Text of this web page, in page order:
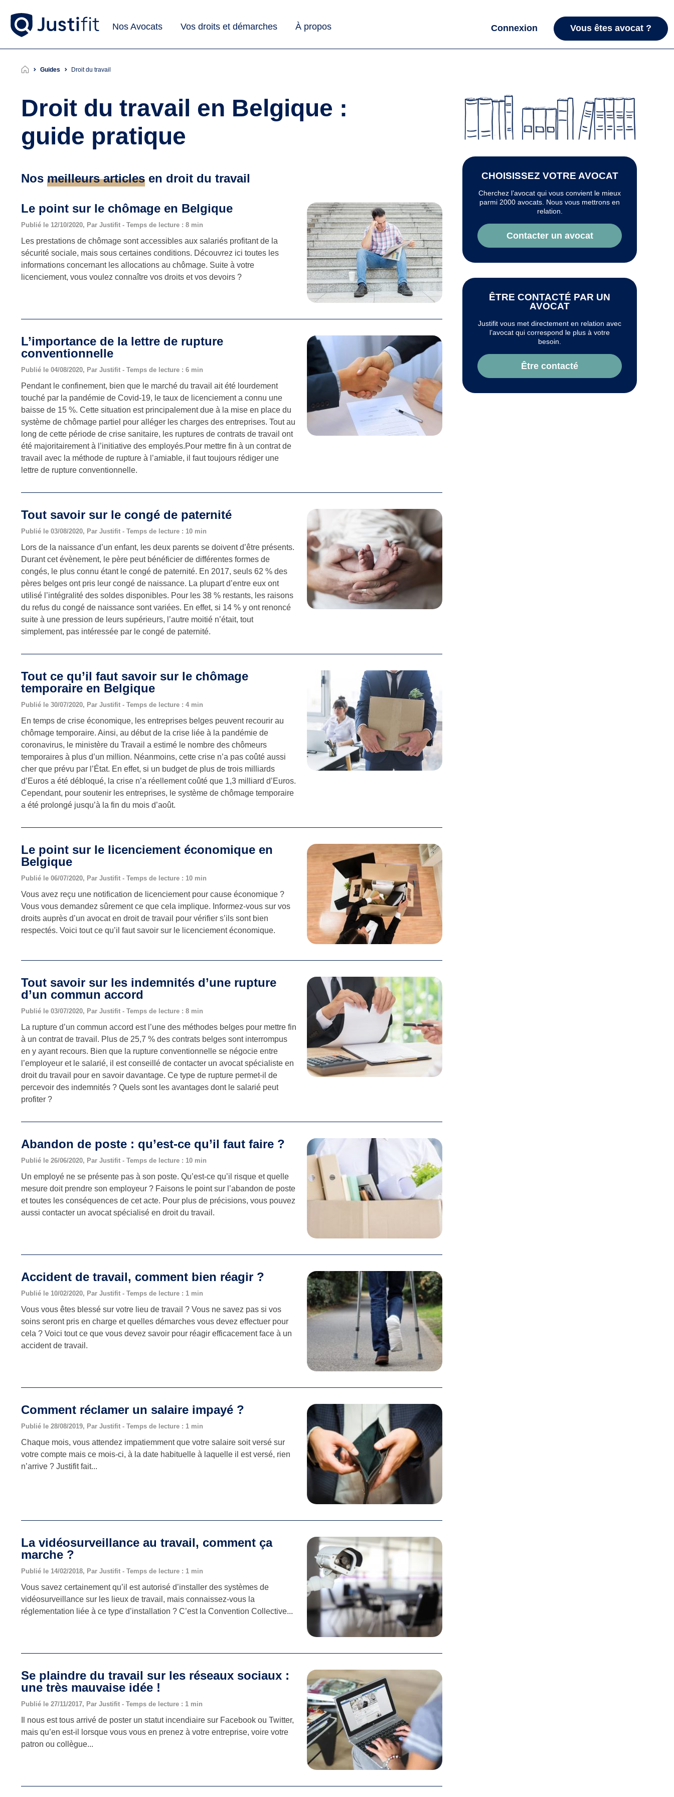
Nos Avocats Vos droits et démarches À propos Connexion Vous êtes avocat ?
Guides droit du travail
Droit du travail en Belgique :
guide pratique
Nos meilleurs articles en droit du travail
Le point sur le chômage en Belgique
Publié le 12/10/2020, Par Justifit - Temps de lecture : 8 min
Les prestations de chômage sont accessibles aux salariés profitant de la
sécurité sociale, mais sous certaines conditions. Découvrez ici toutes les
informations concernant les allocations au chômage. Suite à votre
licenciement, vous voulez connaître vos droits et vos devoirs ?
L’importance de la lettre de rupture
conventionnelle
Publié le 04/08/2020, Par Justifit - Temps de lecture : 6 min
Pendant le confinement, bien que le marché du travail ait été lourdement
touché par la pandémie de Covid-19, le taux de licenciement a connu une
baisse de 15 %. Cette situation est principalement due à la mise en place du
système de chômage partiel pour alléger les charges des entreprises. Tout au
long de cette période de crise sanitaire, les ruptures de contrats de travail ont
été majoritairement à l’initiative des employés.Pour mettre fin à un contrat de
travail avec la méthode de rupture à l’amiable, il faut toujours rédiger une
lettre de rupture conventionnelle.
Tout savoir sur le congé de paternité
Publié le 03/08/2020, Par Justifit - Temps de lecture : 10 min
Lors de la naissance d’un enfant, les deux parents se doivent d’être présents.
Durant cet évènement, le père peut bénéficier de différentes formes de
congés, le plus connu étant le congé de paternité. En 2017, seuls 62 % des
pères belges ont pris leur congé de naissance. La plupart d’entre eux ont
utilisé l’intégralité des soldes disponibles. Pour les 38 % restants, les raisons
du refus du congé de naissance sont variées. En effet, si 14 % y ont renoncé
suite à une pression de leurs supérieurs, l’autre moitié n’était, tout
simplement, pas intéressée par le congé de paternité.
Tout ce qu’il faut savoir sur le chômage
temporaire en Belgique
Publié le 30/07/2020, Par Justifit - Temps de lecture : 4 min
En temps de crise économique, les entreprises belges peuvent recourir au
chômage temporaire. Ainsi, au début de la crise liée à la pandémie de
coronavirus, le ministère du Travail a estimé le nombre des chômeurs
temporaires à plus d’un million. Néanmoins, cette crise n’a pas coûté aussi
cher que prévu par l’État. En effet, si un budget de plus de trois milliards
d’Euros a été débloqué, la crise n’a réellement coûté que 1,3 milliard d’Euros.
Cependant, pour soutenir les entreprises, le système de chômage temporaire
a été prolongé jusqu’à la fin du mois d’août.
Le point sur le licenciement économique en
Belgique
Publié le 06/07/2020, Par Justifit - Temps de lecture : 10 min
Vous avez reçu une notification de licenciement pour cause économique ?
Vous vous demandez sûrement ce que cela implique. Informez-vous sur vos
droits auprès d’un avocat en droit de travail pour vérifier s’ils sont bien
respectés. Voici tout ce qu’il faut savoir sur le licenciement économique.
Tout savoir sur les indemnités d’une rupture
d’un commun accord
Publié le 03/07/2020, Par Justifit - Temps de lecture : 8 min
La rupture d’un commun accord est l’une des méthodes belges pour mettre fin
à un contrat de travail. Plus de 25,7 % des contrats belges sont interrompus
en y ayant recours. Bien que la rupture conventionnelle se négocie entre
l’employeur et le salarié, il est conseillé de contacter un avocat spécialiste en
droit du travail pour en savoir davantage. Ce type de rupture permet-il de
percevoir des indemnités ? Quels sont les avantages dont le salarié peut
profiter ?
Abandon de poste : qu’est-ce qu’il faut faire ?
Publié le 26/06/2020, Par Justifit - Temps de lecture : 10 min
Un employé ne se présente pas à son poste. Qu’est-ce qu’il risque et quelle
mesure doit prendre son employeur ? Faisons le point sur l’abandon de poste
et toutes les conséquences de cet acte. Pour plus de précisions, vous pouvez
aussi contacter un avocat spécialisé en droit du travail.
Accident de travail, comment bien réagir ?
Publié le 10/02/2020, Par Justifit - Temps de lecture : 1 min
Vous vous êtes blessé sur votre lieu de travail ? Vous ne savez pas si vos
soins seront pris en charge et quelles démarches vous devez effectuer pour
cela ? Voici tout ce que vous devez savoir pour réagir efficacement face à un
accident de travail.
Comment réclamer un salaire impayé ?
Publié le 28/08/2019, Par Justifit - Temps de lecture : 1 min
Chaque mois, vous attendez impatiemment que votre salaire soit versé sur
votre compte mais ce mois-ci, à la date habituelle à laquelle il est versé, rien
n’arrive ? Justifit fait...
La vidéosurveillance au travail, comment ça
marche ?
Publié le 14/02/2018, Par Justifit - Temps de lecture : 1 min
Vous savez certainement qu’il est autorisé d’installer des systèmes de
vidéosurveillance sur les lieux de travail, mais connaissez-vous la
réglementation liée à ce type d’installation ? C’est la Convention Collective...
Se plaindre du travail sur les réseaux sociaux :
une très mauvaise idée !
Publié le 27/11/2017, Par Justifit - Temps de lecture : 1 min
Il nous est tous arrivé de poster un statut incendiaire sur Facebook ou Twitter,
mais qu’en est-il lorsque vous vous en prenez à votre entreprise, voire votre
patron ou collègue...
CHOISISSEZ VOTRE AVOCAT
Cherchez l’avocat qui vous convient le mieux
parmi 2000 avocats. Nous vous mettrons en
relation.
Contacter un avocat
ÊTRE CONTACTÉ PAR UN
AVOCAT
Justifit vous met directement en relation avec
l’avocat qui correspond le plus à votre
besoin.
Être contacté